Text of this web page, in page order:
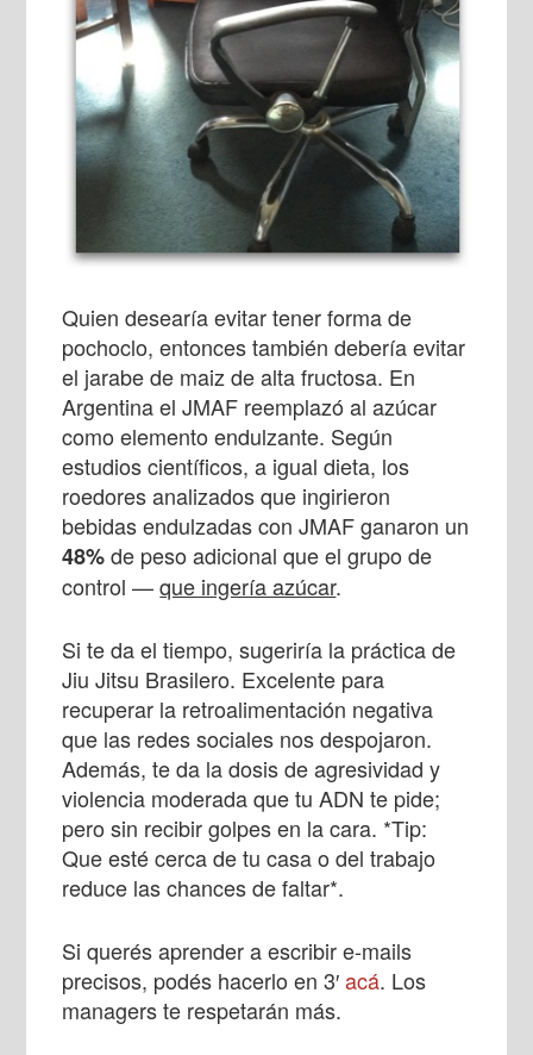
Quien desearía evitar tener forma de
pochoclo, entonces también debería evitar
el jarabe de maiz de alta fructosa. En
Argentina el JMAF reemplazó al azúcar
como elemento endulzante. Según
estudios científicos, a igual dieta, los
roedores analizados que ingirieron
bebidas endulzadas con JMAF ganaron un
48%de peso adicional que el grupo de
control —que ingería azúcar.
Si te da el tiempo, sugeriría la práctica de
Jiu Jitsu Brasilero. Excelente para
recuperar la retroalimentación negativa
que las redes sociales nos despojaron.
Además, te da la dosis de agresividad y
violencia moderada que tu ADN te pide;
pero sin recibir golpes en la cara. *Tip:
Que esté cerca de tu casa o del trabajo
reduce las chances de faltar*.
Si querés aprender a escribir e-mails
precisos, podés hacerlo en 3′acá. Los
managers te respetarán más.